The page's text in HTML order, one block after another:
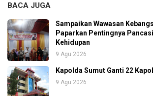
BACA JUGA
Sampaikan Wawasan
Paparkan Pentingnya
Kehidupan
9 Agu 2026
Kapolda Sumut Ganti 22
9 Agu 2026